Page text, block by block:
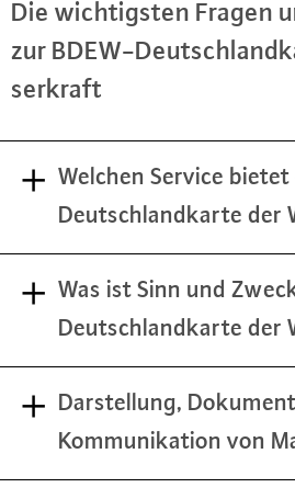
Die wich­tigs­ten Fragen
zur BDEW-
ser­kraft
Welchen Service bietet
Deutschlandkarte der
Was ist Sinn und
Deutschlandkarte der
Darstellung,
Kommunikation von